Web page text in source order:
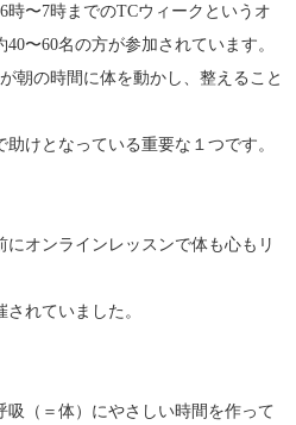
時〜7時までのTCウィークというオ
〜60名の方が参加されています。
朝の時間に体を動かし、整えること
けとなっている重要な１つです。
にオンラインレッスンで体も心もリ
れていました。
吸（＝体）にやさしい時間を作って